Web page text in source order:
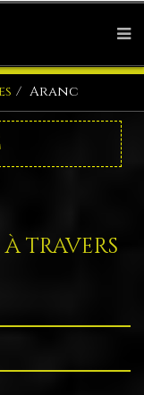
Aranc
à travers